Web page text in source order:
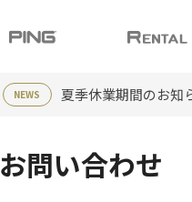
NEWS 夏季休業期間のお知
お問い合わせ